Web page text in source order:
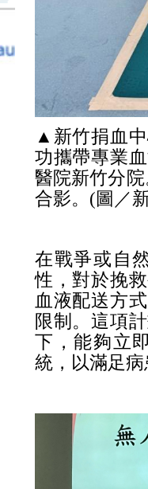
▲新竹捐血
功攜帶專業
醫院新竹分
合影。(圖／
在戰爭或自
性，對於挽
血液配送方
限制。這項
下，能夠立
統，以滿足